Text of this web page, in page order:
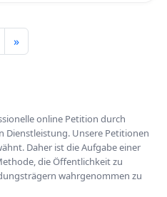
»
online Petition durch
Dienstleistung. Unsere Petitionen
Daher ist die Aufgabe einer
die Öffentlichkeit zu
wahrgenommen zu